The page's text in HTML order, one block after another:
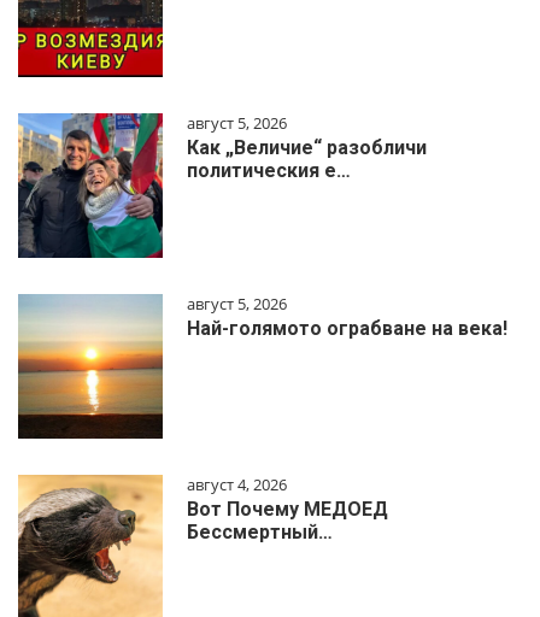
август 5, 2026
Как „Величие“ разобличи
политическия е…
август 5, 2026
Най-голямото ограбване на века!
август 4, 2026
Вот Почему МЕДОЕД
Бессмертный…